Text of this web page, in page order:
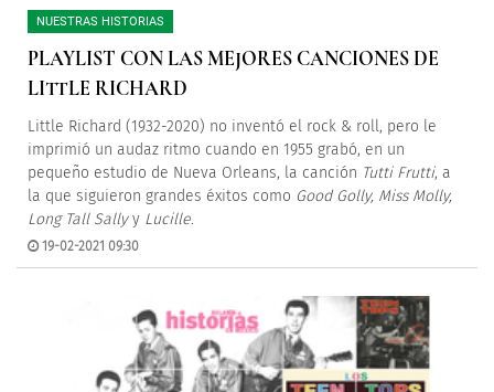
NUESTRAS HISTORIAS
PLAYLIST CON LAS MEJORES CANCIONES DE
LITTLE RICHARD
Little Richard (1932-2020) no inventó el rock & roll, pero le
imprimió un audaz ritmo cuando en 1955 grabó, en un
pequeño estudio de Nueva Orleans, la canción Tutti Frutti, a
la que siguieron grandes éxitos como Good Golly, Miss Molly,
Long Tall Sallyy Lucille.
19-02-2021 09:30